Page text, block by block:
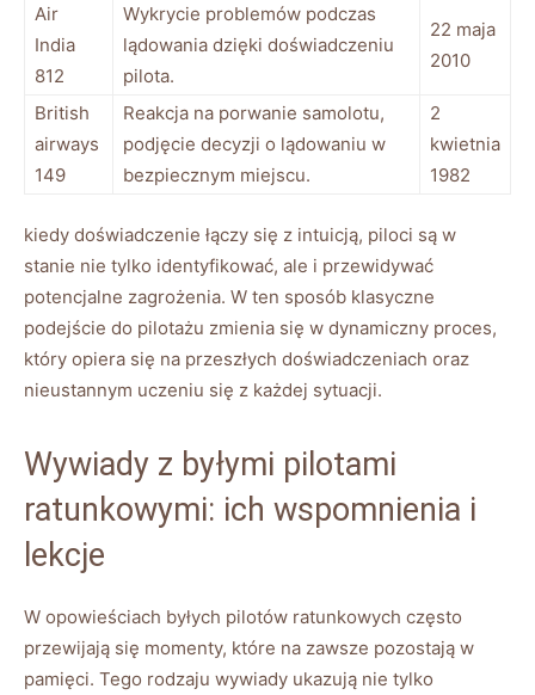
Air
India
812
Wykrycie problemów podczas
lądowania dzięki doświadczeniu
pilota.
22​ maja
2010
British
airways
149
Reakcja na porwanie ‌samolotu,
podjęcie decyzji ​o ​lądowaniu w
bezpiecznym⁢ miejscu.
2​
kwietnia
‌1982
kiedy doświadczenie łączy się ⁣z‍ intuicją, piloci są ​w
stanie nie tylko identyfikować, ale i przewidywać ​
potencjalne⁢ zagrożenia. W ten⁤ sposób‌ klasyczne
podejście do pilotażu zmienia się⁣ w dynamiczny proces,
który ⁣opiera⁣ się ‌na przeszłych doświadczeniach oraz
nieustannym‌ uczeniu się z‍ każdej sytuacji.
Wywiady z byłymi pilotami
ratunkowymi:⁤ ich⁢ wspomnienia ⁣i
lekcje
W ⁢opowieściach byłych ‌pilotów ratunkowych często
przewijają się momenty, ‍które⁣ na zawsze pozostają w‌
pamięci. Tego rodzaju ⁣wywiady ukazują nie tylko⁣